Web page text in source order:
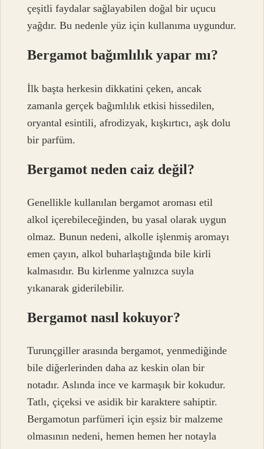
çeşitli faydalar sağlayabilen doğal bir uçucu
yağdır. Bu nedenle yüz için kullanıma uygundur.
Bergamot bağımlılık yapar mı?
İlk başta herkesin dikkatini çeken, ancak
zamanla gerçek bağımlılık etkisi hissedilen,
oryantal esintili, afrodizyak, kışkırtıcı, aşk dolu
bir parfüm.
Bergamot neden caiz değil?
Genellikle kullanılan bergamot aroması etil
alkol içerebileceğinden, bu yasal olarak uygun
olmaz. Bunun nedeni, alkolle işlenmiş aromayı
emen çayın, alkol buharlaştığında bile kirli
kalmasıdır. Bu kirlenme yalnızca suyla
yıkanarak giderilebilir.
Bergamot nasıl kokuyor?
Turunçgiller arasında bergamot, yenmediğinde
bile diğerlerinden daha az keskin olan bir
notadır. Aslında ince ve karmaşık bir kokudur.
Tatlı, çiçeksi ve asidik bir karaktere sahiptir.
Bergamotun parfümeri için eşsiz bir malzeme
olmasının nedeni, hemen hemen her notayla